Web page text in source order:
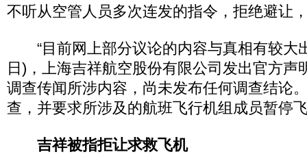
不听从空管人员多次连发的指令，拒绝避让
“目前网上部分议论的内容与真相有较大
日)，上海吉祥航空股份有限公司发出官方声
调查传闻所涉内容，尚未发布任何调查结论
查，并要求所涉及的航班飞行机组成员暂停
吉祥被指拒让求救飞机